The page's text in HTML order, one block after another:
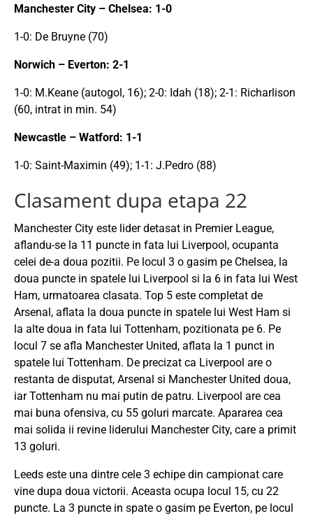
Manchester City – Chelsea: 1-0
1-0: De Bruyne (70)
Norwich – Everton: 2-1
1-0: M.Keane (autogol, 16); 2-0: Idah (18); 2-1: Richarlison
(60, intrat in min. 54)
Newcastle – Watford: 1-1
1-0: Saint-Maximin (49); 1-1: J.Pedro (88)
Clasament dupa etapa 22
Manchester City este lider detasat in Premier League,
aflandu-se la 11 puncte in fata lui Liverpool, ocupanta
celei de-a doua pozitii. Pe locul 3 o gasim pe Chelsea, la
doua puncte in spatele lui Liverpool si la 6 in fata lui West
Ham, urmatoarea clasata. Top 5 este completat de
Arsenal, aflata la doua puncte in spatele lui West Ham si
la alte doua in fata lui Tottenham, pozitionata pe 6. Pe
locul 7 se afla Manchester United, aflata la 1 punct in
spatele lui Tottenham. De precizat ca Liverpool are o
restanta de disputat, Arsenal si Manchester United doua,
iar Tottenham nu mai putin de patru. Liverpool are cea
mai buna ofensiva, cu 55 goluri marcate. Apararea cea
mai solida ii revine liderului Manchester City, care a primit
13 goluri.
Leeds este una dintre cele 3 echipe din campionat care
vine dupa doua victorii. Aceasta ocupa locul 15, cu 22
puncte. La 3 puncte in spate o gasim pe Everton, pe locul